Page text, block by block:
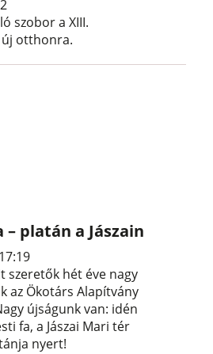
szobor a XIII.
otthonra.
platán a Jászain
szeretők hét éve nagy
az Ökotárs Alapítvány
újságunk van: idén
fa, a Jászai Mari tér
nyert!